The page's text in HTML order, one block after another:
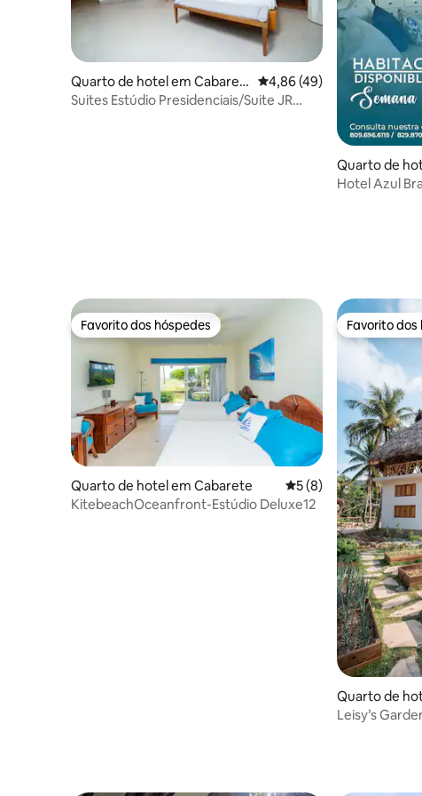
Quarto de hotel em Cabaret
e
Classificação média de
4,86 (49)
Suites Estúdio Presidenciais/Suite JR
Quarto de
Hotel Azul
Favorito dos hóspedes
Favorito dos hóspedes
Quarto de hotel em Cabarete Classificação média
5 (8)
KitebeachOceanfront-Estúdio Deluxe12
Favorito dos
Favorito dos
Quarto de
Valle
Leisy’s